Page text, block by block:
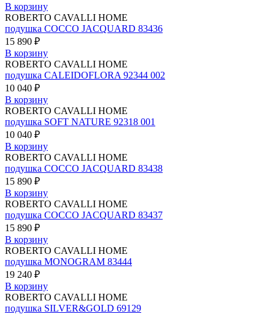
В корзину
ROBERTO CAVALLI HOME
подушка COCCO JACQUARD 83436
15 890 ₽
В корзину
ROBERTO CAVALLI HOME
подушка CALEIDOFLORA 92344 002
10 040 ₽
В корзину
ROBERTO CAVALLI HOME
подушка SOFT NATURE 92318 001
10 040 ₽
В корзину
ROBERTO CAVALLI HOME
подушка COCCO JACQUARD 83438
15 890 ₽
В корзину
ROBERTO CAVALLI HOME
подушка COCCO JACQUARD 83437
15 890 ₽
В корзину
ROBERTO CAVALLI HOME
подушка MONOGRAM 83444
19 240 ₽
В корзину
ROBERTO CAVALLI HOME
подушка SILVER&GOLD 69129